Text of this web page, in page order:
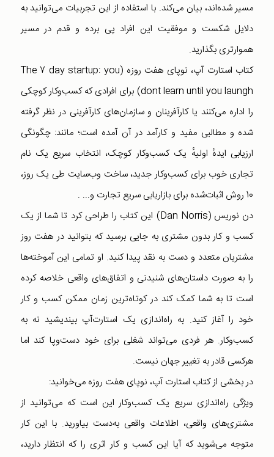
مسیر شده‌اند، بیان می‌کند. با استفاده از این تجربیات می‌توانید به
دلایل شکست و موفقیت این افراد پی برده و قدم در مسیر
هموارتری بگذارید.
کتاب استارت آپ، نوپای هفت روزه (The 7 day startup: you
dont learn until you laungh) برای افرادی که کسب‌وکار کوچکی
را اداره می‌کنند یا کارآفرینان و سازمان‌های کارآفرینی در نظر گرفته
شده و مطالبی مفید و کارآمد در آن آمده است؛ مانند: چگونگی
ارزیابی ایدهٔ اولیهٔ یک کسب‌وکار کوچک، انتخاب سریع یک نام
تجاری خوب برای کسب‌وکار جدید، ساخت وب‌سایت طی یک روز،
10 روش اثبات‌شده برای بازاریابی سریع تجارت و... .
دن نوریس (Dan Norris) این کتاب را طراحی کرد تا شما از یک
کسب و کار بدون مشتری به جایی برسید که بتوانید در هفت روز
مشتریان متعدد و دست به نقد پیدا کنید. او تمامی این آموخته‌ها
را به صورت داستان‌های شنیدنی و اتفاق‌های واقعی خلاصه کرده
است تا به شما کمک کند در کوتاه‌ترین زمان ممکن کسب و کار
خود را آغاز کنید. به راه‌اندازی یک استارت‌آپ بیندیشید نه به
کسب‌وکار. هر فردی می‌تواند شغلی برای خود دست‌وپا کند اما
هرکسی قادر به تغییر جهان نیست.
در بخشی از کتاب استارت آپ، نوپای هفت روزه می‌خوانید:
ویژگی راه‌اندازی سریع یک کسب‌وکار این است که می‌توانید از
مشتری‌های واقعی، اطلاعات واقعی به‌‌دست بیاورید. با این کار
متوجه می‌شوید که آیا این کسب و کار اثری را که انتظار دارید،